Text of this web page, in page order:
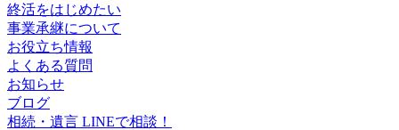
終活をはじめたい
事業承継について
お役立ち情報
よくある質問
お知らせ
ブログ
相続・遺言 LINEで相談！